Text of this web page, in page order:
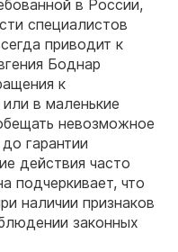
в России,
специалистов
приводит к
Боднар
к
в маленькие
невозможное
гарантии
действия часто
подчеркивает, что
наличии признаков
законных